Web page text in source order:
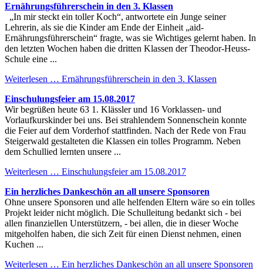
Ernährungsführerschein in den 3. Klassen
„In mir steckt ein toller Koch“, antwortete ein Junge seiner
Lehrerin, als sie die Kinder am Ende der Einheit „aid-
Ernährungsführerschein“ fragte, was sie Wichtiges gelernt haben. In
den letzten Wochen haben die dritten Klassen der Theodor-Heuss-
Schule eine ...
Weiterlesen … Ernährungsführerschein in den 3. Klassen
Einschulungsfeier am 15.08.2017
Wir begrüßen heute 63 1. Klässler und 16 Vorklassen- und
Vorlaufkurskinder bei uns. Bei strahlendem Sonnenschein konnte
die Feier auf dem Vorderhof stattfinden. Nach der Rede von Frau
Steigerwald gestalteten die Klassen ein tolles Programm. Neben
dem Schullied lernten unsere ...
Weiterlesen … Einschulungsfeier am 15.08.2017
Ein herzliches Dankeschön an all unsere Sponsoren
Ohne unsere Sponsoren und alle helfenden Eltern wäre so ein tolles
Projekt leider nicht möglich. Die Schulleitung bedankt sich - bei
allen finanziellen Unterstützern, - bei allen, die in dieser Woche
mitgeholfen haben, die sich Zeit für einen Dienst nehmen, einen
Kuchen ...
Weiterlesen … Ein herzliches Dankeschön an all unsere Sponsoren